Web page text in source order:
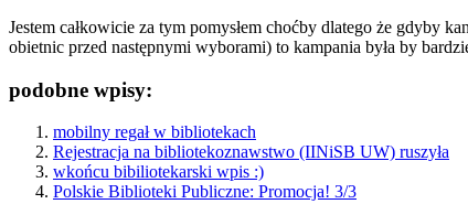
Jestem całkowicie za tym pomysłem choćby dlatego że gdyby
obietnic przed następnymi wyborami) to kampania była by
podobne wpisy:
mobilny regał w bibliotekach
Rejestracja na bibliotekoznawstwo (IINiSB UW) ruszyła
wkońcu bibiliotekarski wpis :)
Polskie Biblioteki Publiczne: Promocja! 3/3